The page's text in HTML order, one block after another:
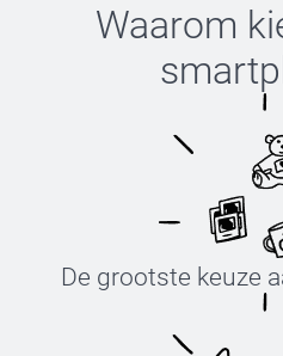
Waarom
De grootste keuze